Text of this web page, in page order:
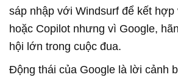
sáp nhập với Windsurf để kết hợp
hoặc Copilot nhưng vì Google,
hội lớn trong cuộc đua.
Động thái của Google là lời cảnh